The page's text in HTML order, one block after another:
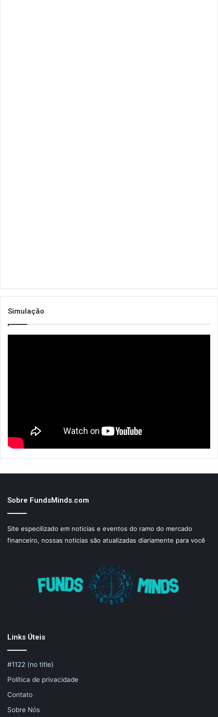
Simulação
Sobre FundsMinds.com
Site especilizado em noticias e eventos do ramo do mercado
financeiro, nossas noticias são atualizadas diariamente para você
Links Úteis
#1122 (no title)
Política de privacidade
Contato
Sobre Nós